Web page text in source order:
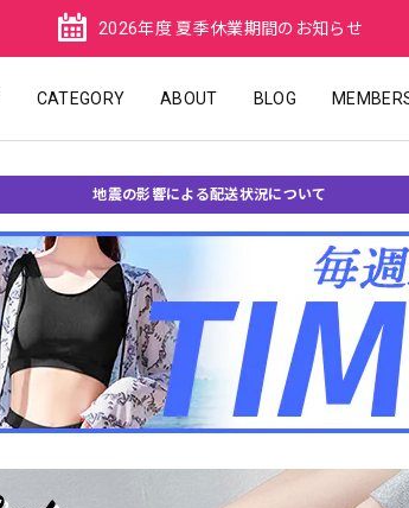
2026年度 夏季休業期間のお知らせ
CATEGORY ABOUT BLOG
地震の影響による配送状況について